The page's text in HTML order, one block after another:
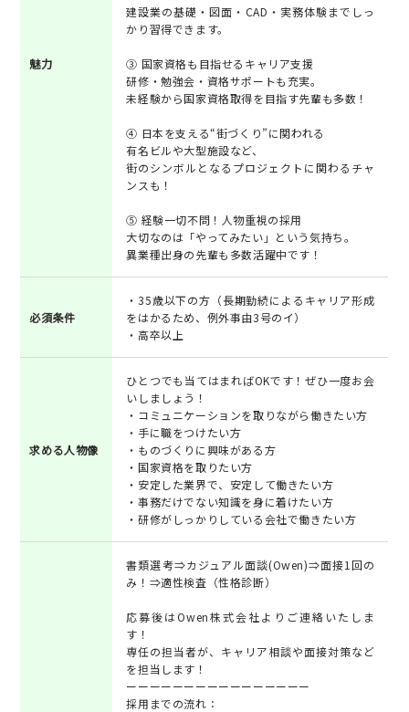
魅力
建設業の基礎・図面・CAD・実務体験までしっ
かり習得できます。
③ 国家資格も目指せるキャリア支援
研修・勉強会・資格サポートも充実。
未経験から国家資格取得を目指す先輩も多数！
④ 日本を支える“街づくり”に関われる
有名ビルや大型施設など、
街のシンボルとなるプロジェクトに関わるチャ
ンスも！
⑤ 経験一切不問！人物重視の採用
大切なのは「やってみたい」という気持ち。
異業種出身の先輩も多数活躍中です！
必須条件
・35歳以下の方（長期勤続によるキャリア形成
をはかるため、例外事由3号のイ）
・高卒以上
求める人物像
ひとつでも当てはまればOKです！ぜひ一度お会
いしましょう！
・コミュニケーションを取りながら働きたい方
・手に職をつけたい方
・ものづくりに興味がある方
・国家資格を取りたい方
・安定した業界で、安定して働きたい方
・事務だけでない知識を身に着けたい方
・研修がしっかりしている会社で働きたい方
書類選考⇒カジュアル面談(Owen)⇒面接1回の
み！⇒適性検査（性格診断）
応募後はOwen株式会社よりご連絡いたしま
す！
専任の担当者が、キャリア相談や面接対策など
を担当します！
ーーーーーーーーーーーーーーーー
採用までの流れ：